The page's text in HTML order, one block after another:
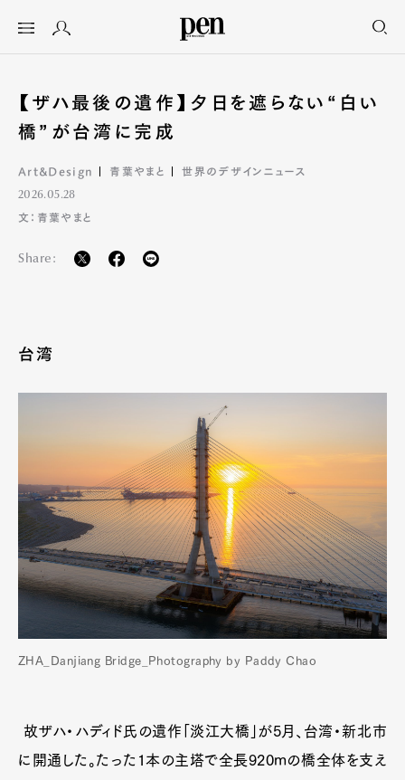
【ザハ最後の遺作】夕日を遮らない“白い
橋”が台湾に完成
Art&Design 青葉やまと 世界のデザインニュース
2026.05.28
文：青葉やまと
Share:
台湾
ZHA_Danjiang Bridge_Photography by Paddy Chao
故ザハ・ハディド氏の遺作「淡江大橋」が5月、台湾・新北市
に開通した。たった1本の主塔で全長920mの橋全体を支え